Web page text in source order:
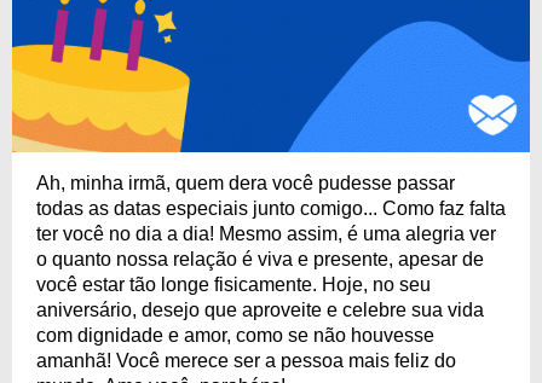
Ah, minha irmã, quem dera você pudesse passar
todas as datas especiais junto comigo... Como faz falta
ter você no dia a dia! Mesmo assim, é uma alegria ver
o quanto nossa relação é viva e presente, apesar de
você estar tão longe fisicamente. Hoje, no seu
aniversário, desejo que aproveite e celebre sua vida
com dignidade e amor, como se não houvesse
amanhã! Você merece ser a pessoa mais feliz do